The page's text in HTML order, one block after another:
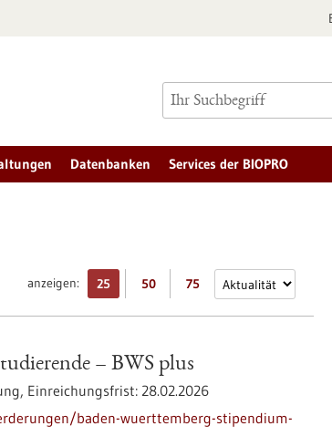
Datenbanken Services der BIOPRO
anzeigen: 25 50 75
– BWS plus
Einreichungsfrist: 28.02.2026
baden-wuerttemberg-stipendium-